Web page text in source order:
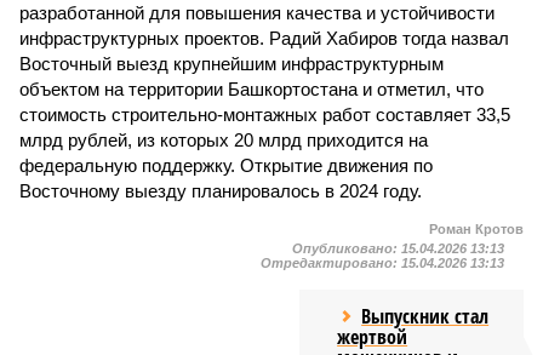
разработанной для повышения качества и устойчивости
инфраструктурных проектов. Радий Хабиров тогда назвал
Восточный выезд крупнейшим инфраструктурным
объектом на территории Башкортостана и отметил, что
стоимость строительно-монтажных работ составляет 33,5
млрд рублей, из которых 20 млрд приходится на
федеральную поддержку. Открытие движения по
Восточному выезду планировалось в 2024 году.
Роман Кротов
Опубликовано: 15.04.2026 13:13
Отредактировано: 15.04.2026 13:13
Выпускник стал
жертвой